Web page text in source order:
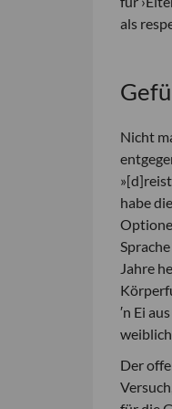
als
Nicht
habe
Jahre
′n Ei
Der